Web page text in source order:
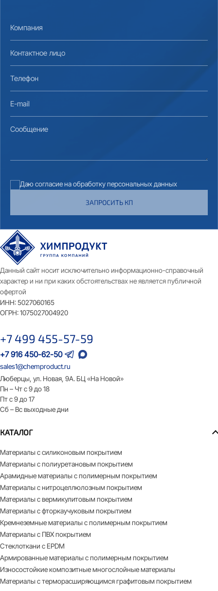
Даю согласие на обработку персональных данных
ЗАПРОСИТЬ КП
Данный сайт носит исключительно информационно-справочный
характер и ни при каких обстоятельствах не является публичной
офертой
ИНН: 5027060165
ОГРН:1075027004920
КАТАЛОГ
Материалы с силиконовым покрытием
Материалы с полиуретановым покрытием
Арамидные материалы с полимерным покрытием
Материалы с нитроцеллюлозным покрытием
Материалы с вермикулитовым покрытием
Материалы с фторкаучуковым покрытием
Кремнеземные материалы с полимерным покрытием
Материалы с ПВХ покрытием
Стеклоткани с EPDM
Армированные материалы с полимерным покрытием
Износостойкие композитные многослойные материалы
Материалы с терморасширяющимся графитовым покрытием
+7 499 455-57-59
+7 916 450-62-50
sales1@chemproduct.ru
Люберцы, ул. Новая, 9А. БЦ «На Новой»
Пн – Чт с 9 до 18
Пт с 9 до 17
Сб – Вс выходные дни